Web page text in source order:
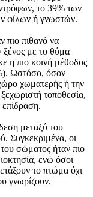
το 39% των
φίλων ή γνωστών.
πιο πιθανό να
με το θύμα
η πιο κοινή μέθοδος
Ωστόσο, όσον
χωματερής ή την
τοποθεσία,
μεταξύ του
Συγκεκριμένα, οι
σώματος ήταν πιο
ενώ όσοι
το πτώμα όχι
γνωρίζουν.